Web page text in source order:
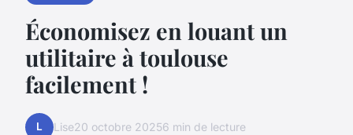
Économisez en louant un
utilitaire à toulouse
facilement !
L Lise20 octobre 20256 min de lecture